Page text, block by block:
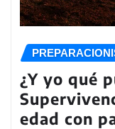
¿Y yo qué
edad con